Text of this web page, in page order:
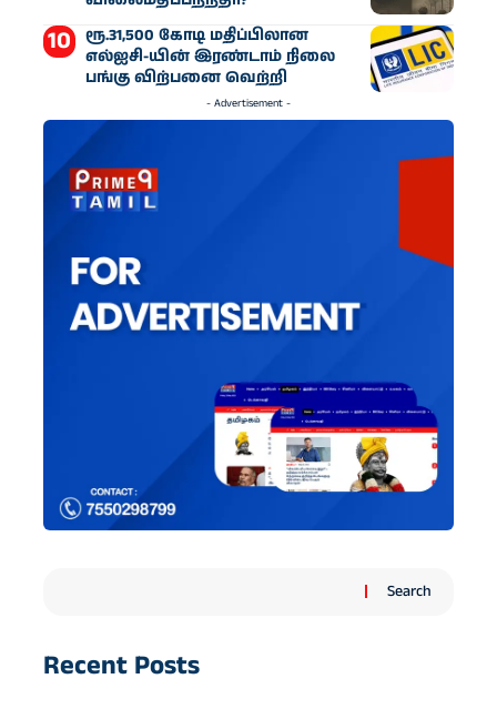
ரூ.31,500 கோடி மதிப்பிலான
எல்ஐசி-​யின் இரண்​டாம் நிலை
பங்கு விற்பனை வெற்றி
- Advertisement -
Search
Recent Posts